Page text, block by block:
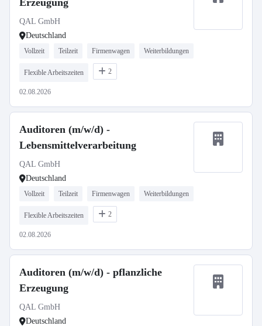
Erzeugung
QAL GmbH
Deutschland
Vollzeit Teilzeit Firmenwagen Weiterbildungen
Flexible Arbeitszeiten 2
02.08.2026
Auditoren (m/w/d) -
Lebensmittelverarbeitung
QAL GmbH
Deutschland
Vollzeit Teilzeit Firmenwagen Weiterbildungen
Flexible Arbeitszeiten 2
02.08.2026
Auditoren (m/w/d) - pflanzliche
Erzeugung
QAL GmbH
Deutschland